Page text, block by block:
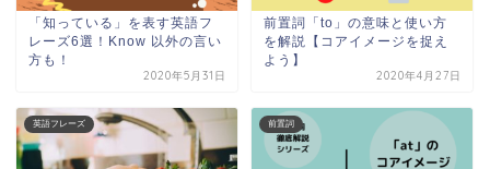
「知っている」を表す英語フ
レーズ6選！Know 以外の言い
方も！
2020年5月31日
前置詞「to」の意味と使い方
を解説【コアイメージを捉え
よう】
2020年4月27日
英語フレーズ 前置詞